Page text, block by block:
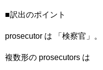
■訳出のポイント
prosecutor は 「検察官」。
複数形の prosecutors は